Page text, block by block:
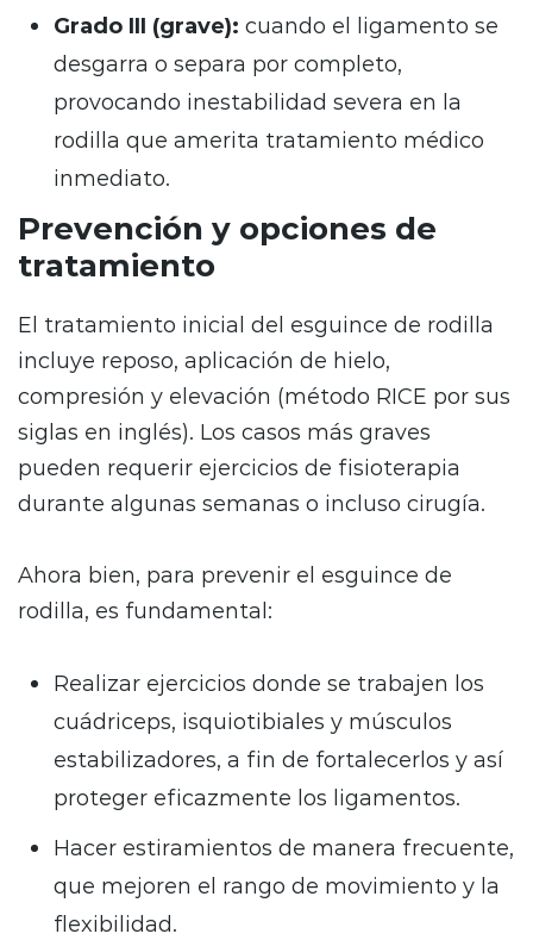
Grado III (grave): cuando el ligamento se
desgarra o separa por completo,
provocando inestabilidad severa en la
rodilla que amerita tratamiento médico
inmediato.
Prevención y opciones de
tratamiento
El tratamiento inicial del esguince de rodilla
incluye reposo, aplicación de hielo,
compresión y elevación (método RICE por sus
siglas en inglés). Los casos más graves
pueden requerir ejercicios de fisioterapia
durante algunas semanas o incluso cirugía.
Ahora bien, para prevenir el esguince de
rodilla, es fundamental:
Realizar ejercicios donde se trabajen los
cuádriceps, isquiotibiales y músculos
estabilizadores, a fin de fortalecerlos y así
proteger eficazmente los ligamentos.
Hacer estiramientos de manera frecuente,
que mejoren el rango de movimiento y la
flexibilidad.